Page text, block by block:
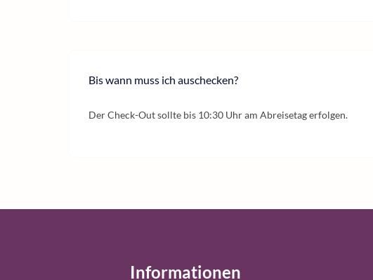
Bis wann muss ich auschecken?
Der Check-Out sollte bis 10:30 Uhr am Abreisetag erfolgen.
Informationen